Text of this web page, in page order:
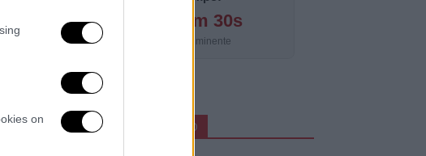
on
127g 9h 21m 29s
Aggiornamento imminente
ARTICOLI IN PRIMO PIANO